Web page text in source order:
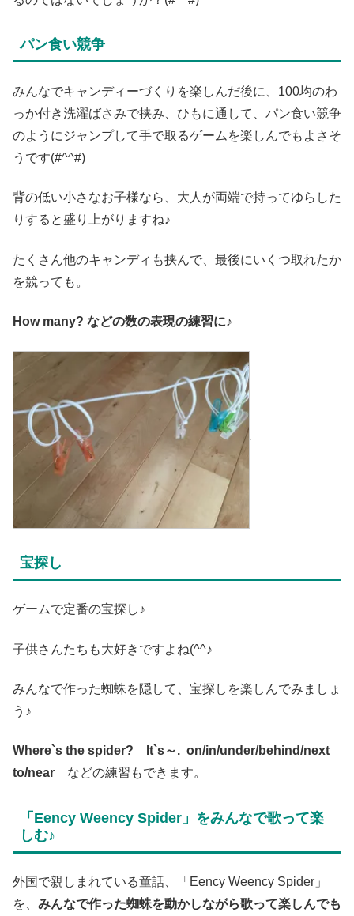
パン食い競争
みんなでキャンディーづくりを楽しんだ後に、100均のわ
っか付き洗濯ばさみで挟み、ひもに通して、パン食い競争
のようにジャンプして手で取るゲームを楽しんでもよさそ
うです(#^^#)
背の低い小さなお子様なら、大人が両端で持ってゆらした
りすると盛り上がりますね♪
たくさん他のキャンディも挟んで、最後にいくつ取れたか
を競っても。
How many? などの数の表現の練習に♪
宝探し
ゲームで定番の宝探し♪
子供さんたちも大好きですよね(^^♪
みんなで作った蜘蛛を隠して、宝探しを楽しんでみましょ
う♪
Where`s the spider? It`s～. on/in/under/behind/next
to/near などの練習もできます。
「Eency Weency Spider」をみんなで歌って楽
しむ♪
外国で親しまれている童話、「Eency Weency Spider」
を、 みんなで作った蜘蛛を動かしながら歌って楽しんでも